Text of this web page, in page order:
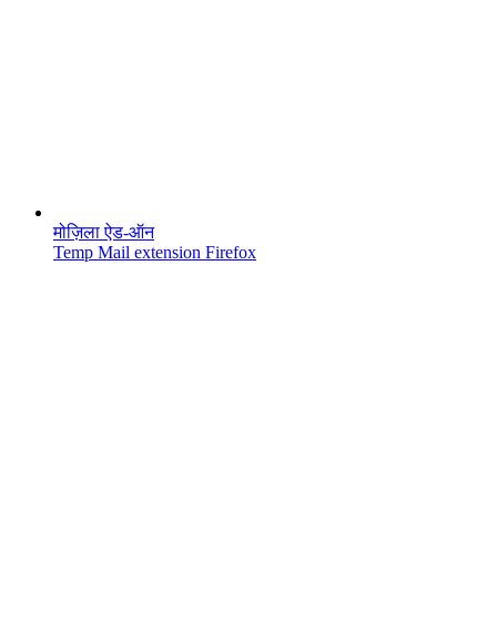
मोज़िला ऐड-ऑन
Temp Mail extension Firefox